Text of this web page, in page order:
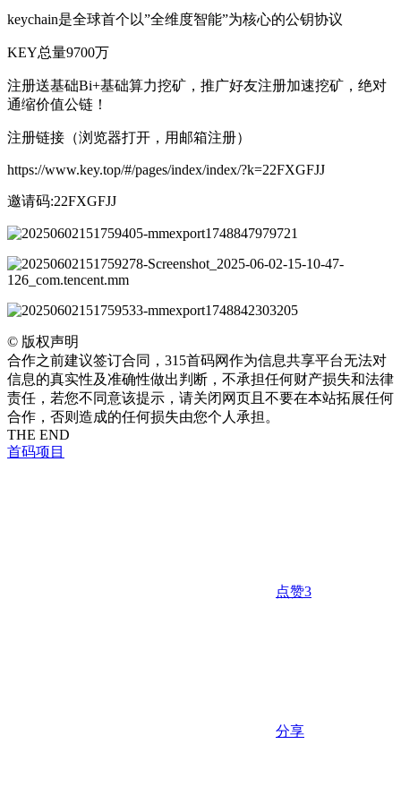
keychain是全球首个以”全维度智能”为核心的公钥协议
KEY总量9700万
注册送基础Bi+基础算力挖矿，推广好友注册加速挖矿，绝对
通缩价值公链！
注册链接（浏览器打开，用邮箱注册）
https://www.key.top/#/pages/index/index/?k=22FXGFJJ
邀请码:22FXGFJJ
© 版权声明
合作之前建议签订合同，315首码网作为信息共享平台无法对
信息的真实性及准确性做出判断，不承担任何财产损失和法律
责任，若您不同意该提示，请关闭网页且不要在本站拓展任何
合作，否则造成的任何损失由您个人承担。
THE END
首码项目
点赞3
分享